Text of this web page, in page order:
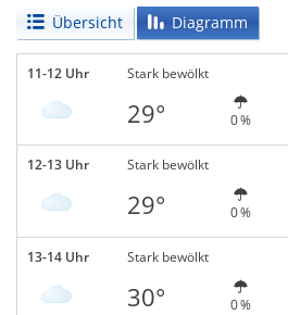
Übersicht Diagramm
11-12 Uhr Stark bewölkt
29° 0 %
12-13 Uhr Stark bewölkt
29° 0 %
13-14 Uhr Stark bewölkt
30° 0 %